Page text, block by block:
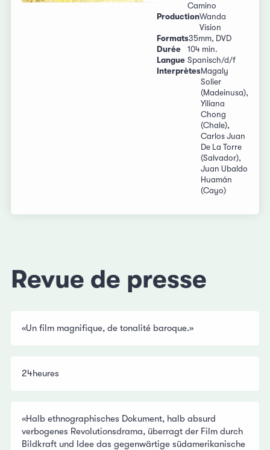
Camino
ProductionWanda
Vision
Formats35mm, DVD
Durée
104 min.
Langue Spanisch/d/f
InterprètesMagaly
Solier
(Madeinusa),
Yiliana
Chong
(Chale),
Carlos Juan
De La Torre
(Salvador),
Juan Ubaldo
Huamán
(Cayo)
Revue de presse
«Un film magnifique, de tonalité baroque.»
24heures
«Halb ethnographisches Dokument, halb absurd
verbogenes Revolutionsdrama, überragt der Film durch
Bildkraft und Idee das gegenwärtige südamerikanische